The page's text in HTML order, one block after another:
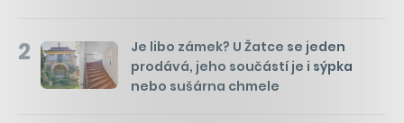
2
Je libo zámek? U Žatce se jeden
prodává, jeho součástí je i sýpka
nebo sušárna chmele